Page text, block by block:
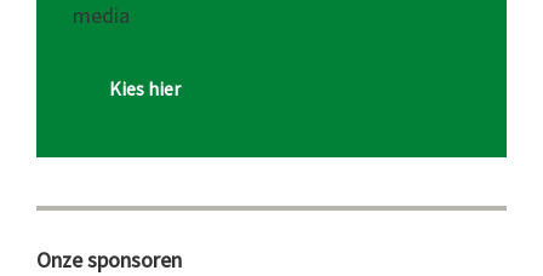
media
Kies hier
Onze sponsoren